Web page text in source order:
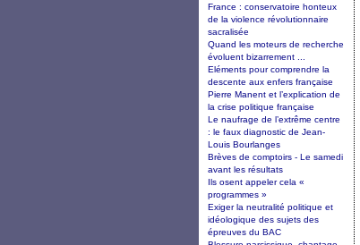
France : conservatoire honteux
de la violence révolutionnaire
sacralisée
Quand les moteurs de recherche
évoluent bizarrement ...
Eléments pour comprendre la
descente aux enfers française
Pierre Manent et l’explication de
la crise politique française
Le naufrage de l’extrême centre
: le faux diagnostic de Jean-
Louis Bourlanges
Brèves de comptoirs - Le samedi
avant les résultats
Ils osent appeler cela «
programmes »
Exiger la neutralité politique et
idéologique des sujets des
épreuves du BAC